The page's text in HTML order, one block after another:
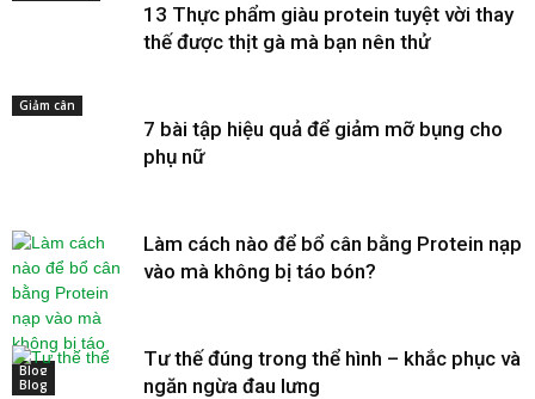
13 Thực phẩm giàu protein tuyệt vời thay
thế được thịt gà mà bạn nên thử
Giảm cân
7 bài tập hiệu quả để giảm mỡ bụng cho
phụ nữ
Blog
Làm cách nào để bổ cân bằng Protein nạp
vào mà không bị táo bón?
Blog
Tư thế đúng trong thể hình – khắc phục và
ngăn ngừa đau lưng